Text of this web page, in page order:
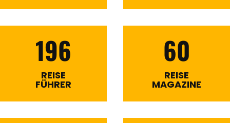
196
REISE
FÜHRER
60
REISE
MAGAZINE